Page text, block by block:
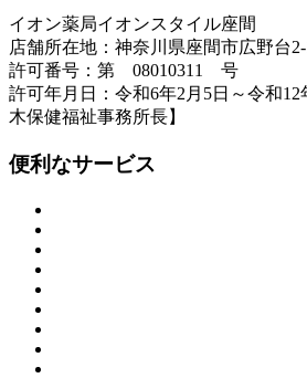
イオン薬局イオンスタイル座間
店舗所在地：神奈川県座間市広野台
許可番号：第 08010311 号
許可年月日：令和6年2月5日～令和
木保健福祉事務所長】
便利なサービス